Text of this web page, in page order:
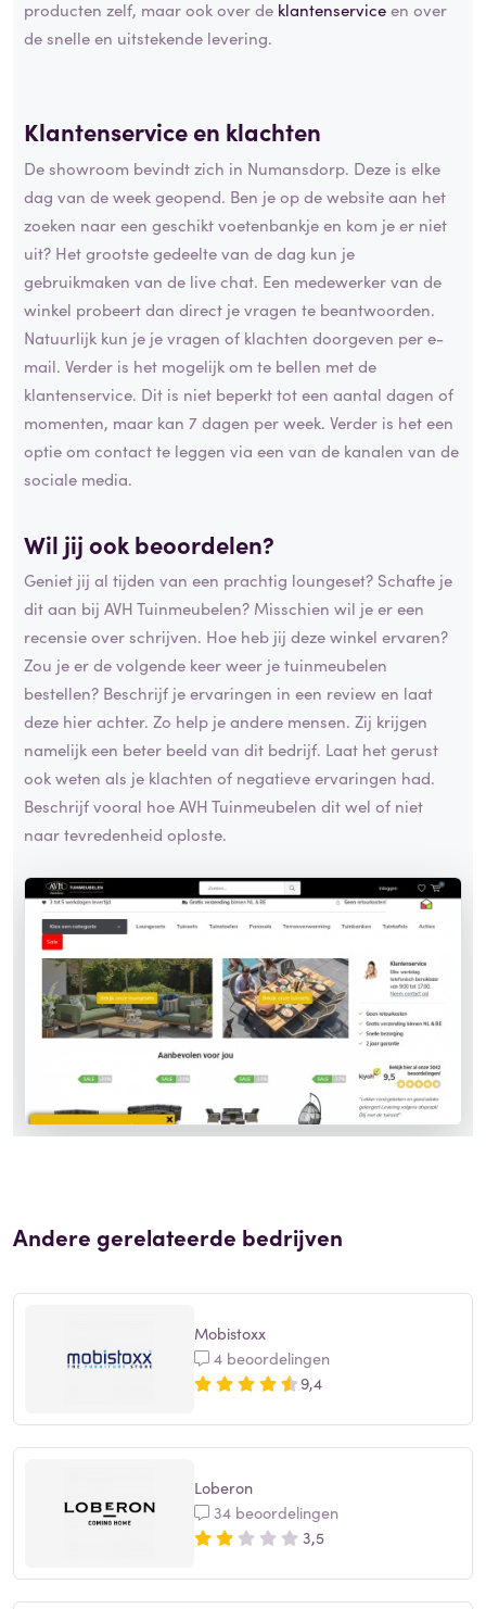
producten zelf, maar ook over de klantenserviceen over
de snelle en uitstekende levering.
Klantenservice en klachten
De showroom bevindt zich in Numansdorp. Deze is elke
dag van de week geopend. Ben je op de website aan het
zoeken naar een geschikt voetenbankje en kom je er niet
uit? Het grootste gedeelte van de dag kun je
gebruikmaken van de live chat. Een medewerker van de
winkel probeert dan direct je vragen te beantwoorden.
Natuurlijk kun je je vragen of klachten doorgeven per e-
mail. Verder is het mogelijk om te bellen met de
klantenservice. Dit is niet beperkt tot een aantal dagen of
momenten, maar kan 7 dagen per week. Verder is het een
optie om contact te leggen via een van de kanalen van de
sociale media.
Wil jij ook beoordelen?
Geniet jij al tijden van een prachtig loungeset? Schafte je
dit aan bij AVH Tuinmeubelen? Misschien wil je er een
recensie over schrijven. Hoe heb jij deze winkel ervaren?
Zou je er de volgende keer weer je tuinmeubelen
bestellen? Beschrijf je ervaringen in een review en laat
deze hier achter. Zo help je andere mensen. Zij krijgen
namelijk een beter beeld van dit bedrijf. Laat het gerust
ook weten als je klachten of negatieve ervaringen had.
Beschrijf vooral hoe AVH Tuinmeubelen dit wel of niet
naar tevredenheid oploste.
Andere gerelateerde bedrijven
Mobistoxx
4 beoordelingen
9,4
Loberon
34 beoordelingen
3,5